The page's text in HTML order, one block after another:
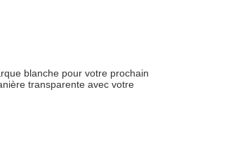
blanche pour votre prochain
transparente avec votre